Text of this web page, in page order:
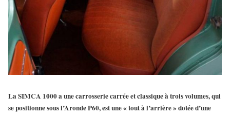
LaSIMCA 1000a une carrosserie carrée et classique à trois volumes, qui
se positionne sous l’Aronde P60, est une « tout à l’arrière » dotée d’une